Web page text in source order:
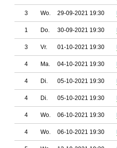
3 Wo. 29-09-2021 19:30
1 Do. 30-09-2021 19:30
3 Vr. 01-10-2021 19:30
4 Ma. 04-10-2021 19:30
4 Di. 05-10-2021 19:30
4 Di. 05-10-2021 19:30
4 Wo. 06-10-2021 19:30
4 Wo. 06-10-2021 19:30